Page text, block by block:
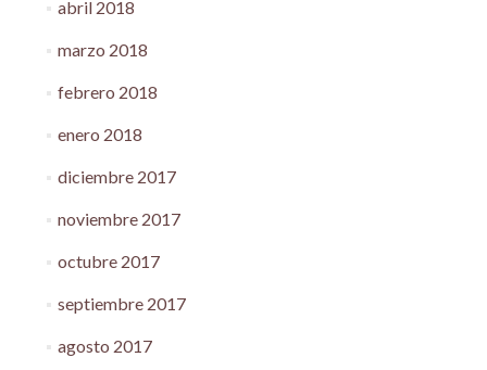
abril 2018
marzo 2018
febrero 2018
enero 2018
diciembre 2017
noviembre 2017
octubre 2017
septiembre 2017
agosto 2017